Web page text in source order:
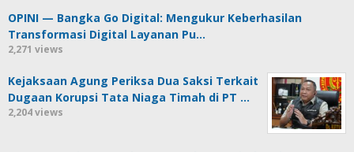
OPINI — Bangka Go Digital: Mengukur Keberhasilan
Transformasi Digital Layanan Pu…
2,271 views
Kejaksaan Agung Periksa Dua Saksi Terkait
Dugaan Korupsi Tata Niaga Timah di PT …
2,204 views